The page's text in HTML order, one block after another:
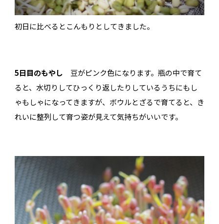
初日に比べるとこんもりとしてきました。
5日目のもやし 豆がピンク色になります。瓶の中で育て
ると、水切りしてひっくり返したりしているうちにもし
ゃもしゃになってきますが、ボウルとざるで育てると、き
れいに整列して育つ姿が見えて気持ちがいいです。